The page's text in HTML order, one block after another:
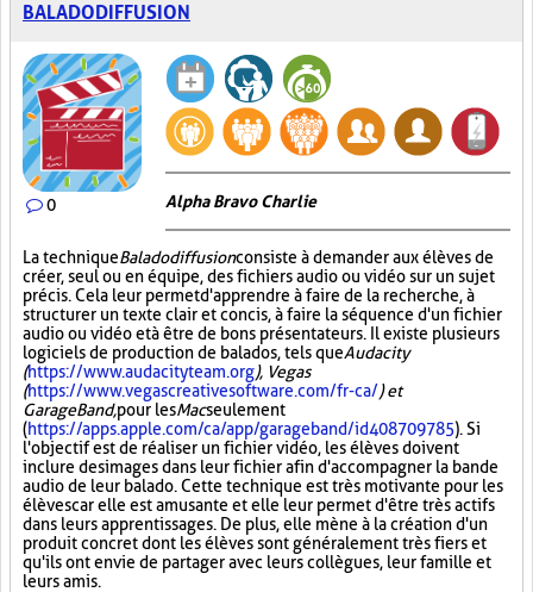
BALADODIFFUSION
0 Alpha Bravo Charlie
La techniqueBaladodiffusionconsiste à demander aux élèves de
créer, seul ou en équipe, des fichiers audio ou vidéo sur un sujet
précis. Cela leur permet d'apprendre à faire de la recherche, à
structurer un texte clair et concis, à faire la séquence d'un fichier
audio ou vidéo et à être de bons présentateurs. Il existe plusieurs
logiciels de production de balados, tels queAudacity
(https://www.audacityteam.org), Vegas
(https://www.vegascreativesoftware.com/fr-ca/) et
GarageBand,pour lesMacseulement
(https://apps.apple.com/ca/app/garageband/id408709785). Si
l'objectif est de réaliser un fichier vidéo, les élèves doivent
inclure des images dans leur fichier afin d'accompagner la bande
audio de leur balado. Cette technique est très motivante pour les
élèves car elle est amusante et elle leur permet d'être très actifs
dans leurs apprentissages. De plus, elle mène à la création d'un
produit concret dont les élèves sont généralement très fiers et
qu'ils ont envie de partager avec leurs collègues, leur famille et
leurs amis.